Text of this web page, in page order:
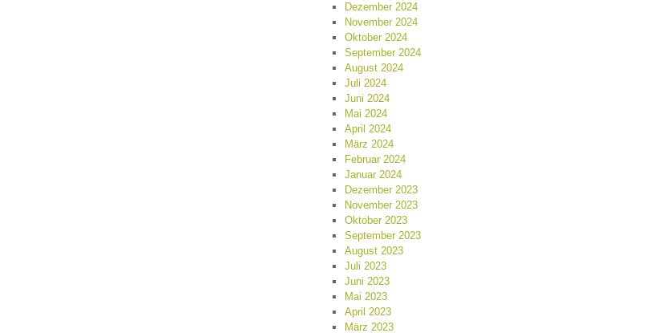
Dezember 2024
November 2024
Oktober 2024
September 2024
August 2024
Juli 2024
Juni 2024
Mai 2024
April 2024
März 2024
Februar 2024
Januar 2024
Dezember 2023
November 2023
Oktober 2023
September 2023
August 2023
Juli 2023
Juni 2023
Mai 2023
April 2023
März 2023